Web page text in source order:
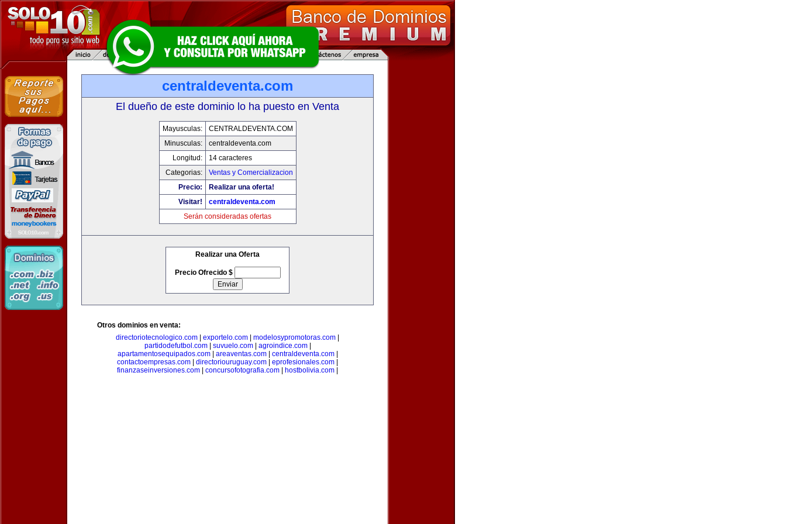
centraldeventa.com
El dueño de este dominio lo ha puesto en Venta
Mayusculas:
CENTRALDEVENTA.COM
Minusculas:
centraldeventa.com
Longitud:
14 caracteres
Categorias:
Ventas y Comercializacion
Precio:
Realizar una oferta!
Visitar!
centraldeventa.com
Serán consideradas ofertas
Realizar una Oferta
Precio Ofrecido $
Otros dominios en venta:
directoriotecnologico.com
exportelo.com modelosypromotoras.com
partidodefutbol.com| suvuelo.com| agroindice.com|
apartamentosequipados.com| areaventas.com| centraldeventa.com|
contactoempresas.com
directoriouruguay.com eprofesionales.com
finanzaseinversiones.com
concursofotografia.com hostbolivia.com